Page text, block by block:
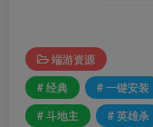
端游资源
# 经典
# 一键安装
# 斗地主
# 英雄杀